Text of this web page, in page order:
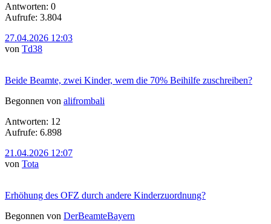
Antworten: 0
Aufrufe: 3.804
27.04.2026 12:03
von Td38
Beide Beamte, zwei Kinder, wem die 70% Beihilfe zuschreiben?
Begonnen von alifrombali
Antworten: 12
Aufrufe: 6.898
21.04.2026 12:07
von Tota
Erhöhung des OFZ durch andere Kinderzuordnung?
Begonnen von DerBeamteBayern